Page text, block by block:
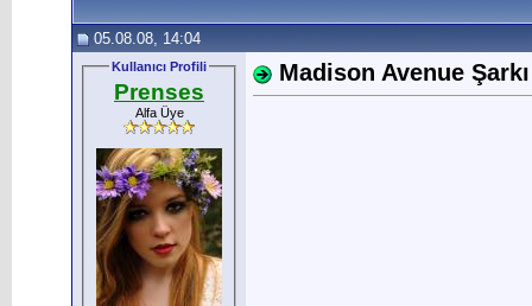
05.08.08, 14:04
Kullanıcı Profili
Prenses
Alfa Üye
Madison Avenue